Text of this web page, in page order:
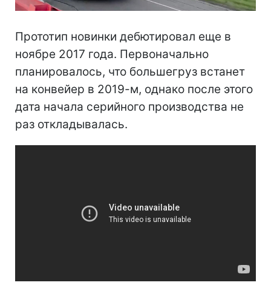
Прототип новинки дебютировал еще в
ноябре 2017 года. Первоначально
планировалось, что большегруз встанет
на конвейер в 2019-м, однако после этого
дата начала серийного производства не
раз откладывалась.